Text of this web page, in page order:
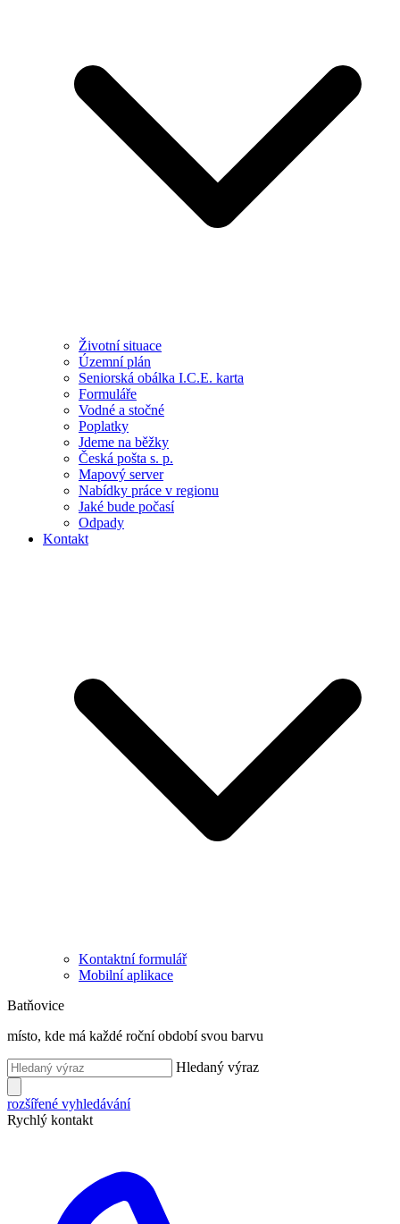
Životní situace
Územní plán
Seniorská obálka I.C.E. karta
Formuláře
Vodné a stočné
Poplatky
Jdeme na běžky
Česká pošta s. p.
Mapový server
Nabídky práce v regionu
Jaké bude počasí
Odpady
Kontakt
Kontaktní formulář
Mobilní aplikace
Batňovice
místo, kde má každé roční období svou barvu
Hledaný výraz
rozšířené vyhledávání
Rychlý kontakt